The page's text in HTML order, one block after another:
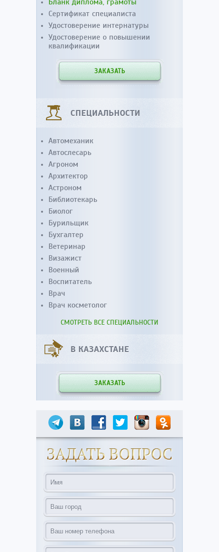
Бланк диплома, грамоты
Сертификат специалиста
Удостоверение интернатуры
Удостоверение о повышении
квалификации
ЗАКАЗАТЬ
СПЕЦИАЛЬНОСТИ
Автомеханик
Автослесарь
Агроном
Архитектор
Астроном
Библиотекарь
Биолог
Бурильщик
Бухгалтер
Ветеринар
Визажист
Военный
Воспитатель
Врач
Врач косметолог
СМОТРЕТЬ ВСЕ СПЕЦИАЛЬНОСТИ
В КАЗАХСТАНЕ
ЗАКАЗАТЬ